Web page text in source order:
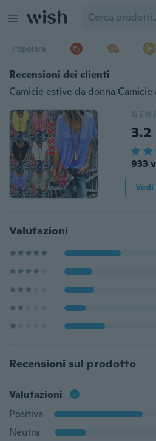
Popolare
Recensioni dei clienti
3.2
933
Valutazioni
Recensioni sul prodotto
Valutazioni
Positiva
Neutra